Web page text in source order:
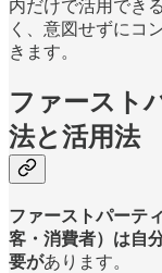
内だけで活用でき
く、意図せずにコ
きます。
ファースト
法と活用法
ファーストパーテ
客・消費者）は自
要があります。